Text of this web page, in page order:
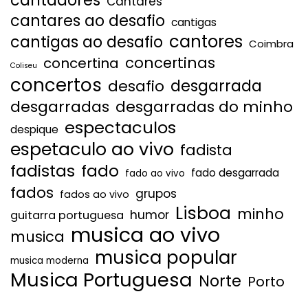
cantares ao desafio cantigas
cantigas ao desafio cantores Coimbra
Coliseu concertina concertinas
concertos desafio desgarrada
desgarradas desgarradas do minho
despique espectaculos
espetaculo ao vivo fadista
fadistas fado fado ao vivo fado desgarrada
fados fados ao vivo grupos
guitarra portuguesa humor Lisboa minho
musica musica ao vivo
musica moderna musica popular
Musica Portuguesa Norte Porto